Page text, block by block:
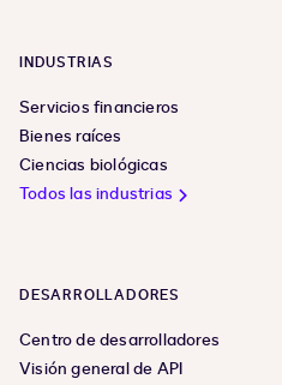
INDUSTRIAS
Servicios financieros
Bienes raíces
Ciencias biológicas
Todos las industrias
DESARROLLADORES
Centro de desarrolladores
Visión general de API